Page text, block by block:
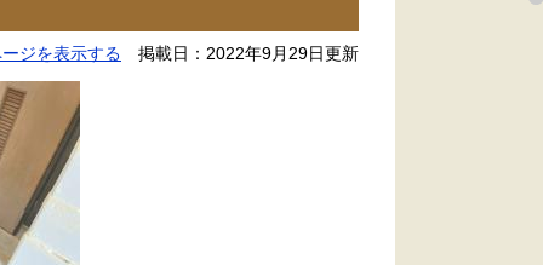
ジを表示する 掲載日：2022年9月29日更新